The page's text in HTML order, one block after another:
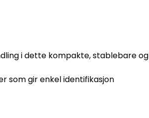
i dette kompakte, stablebare og
som gir enkel identifikasjon